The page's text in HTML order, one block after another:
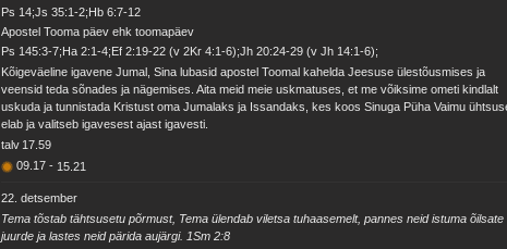
Ps 14;Js 35:1-2;Hb 6:7-12
Apostel Tooma päev ehk toomapäev
Ps 145:3-7;Ha 2:1-4;Ef 2:19-22 (v 2Kr 4:1-6);Jh 20:24-29 (v Jh 14:1-6);
Kõigeväeline igavene Jumal, Sina lubasid apostel Toomal kahelda Jeesuse ülestõusmises ja
veensid teda sõnades ja nägemises. Aita meid meie uskmatuses, et me võiksime ometi kindlalt
uskuda ja tunnistada Kristust oma Jumalaks ja Issandaks, kes koos Sinuga Püha Vaimu
elab ja valitseb igavesest ajast igavesti.
talv 17.59
09.17- 15.21
22. detsember
Tema tõstab tähtsusetu põrmust, Tema ülendab viletsa tuhaasemelt, pannes neid istuma õilsate
juurde ja lastes neid pärida aujärgi. 1Sm 2:8